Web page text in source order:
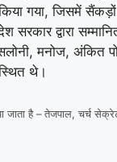
गया, जिसमें सैंकड़ों
द्वारा
मनोज, अंकित
थे।
जाता है – तेजपाल, चर्च